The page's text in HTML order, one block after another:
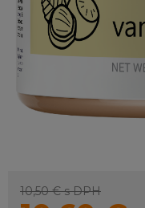
10,50 €s DPH